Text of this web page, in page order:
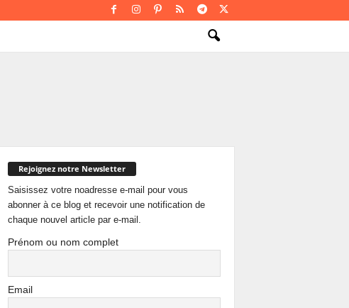
Rejoignez notre Newsletter
Saisissez votre noadresse e-mail pour vous
abonner à ce blog et recevoir une notification de
chaque nouvel article par e-mail.
Prénom ou nom complet
Email